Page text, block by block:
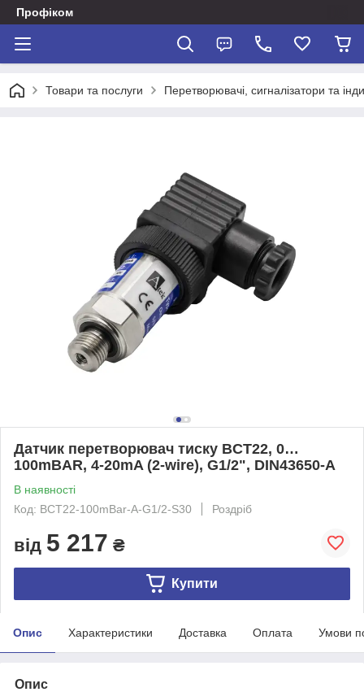
Профіком
Товари та послуги Перетворювачі, сигналізатори та
Датчик перетворювач тиску BCT22, 0…
100mBAR, 4-20mA (2-wire), G1/2", DIN43650-A
В наявності
Код: BCT22-100mBar-A-G1/2-S30
Роздріб
від 5 217 ₴
Купити
Опис Характеристики Доставка Оплата Умови
Опис